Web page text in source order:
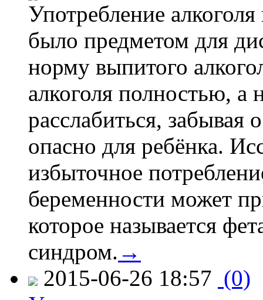
Употребление
было предметом для
норму выпитого
алкоголя полностью, а
расслабиться, забывая
опасно для ребёнка.
избыточное
беременности может
которое называется
синдром. →
2015-06-26 18:57 (0)